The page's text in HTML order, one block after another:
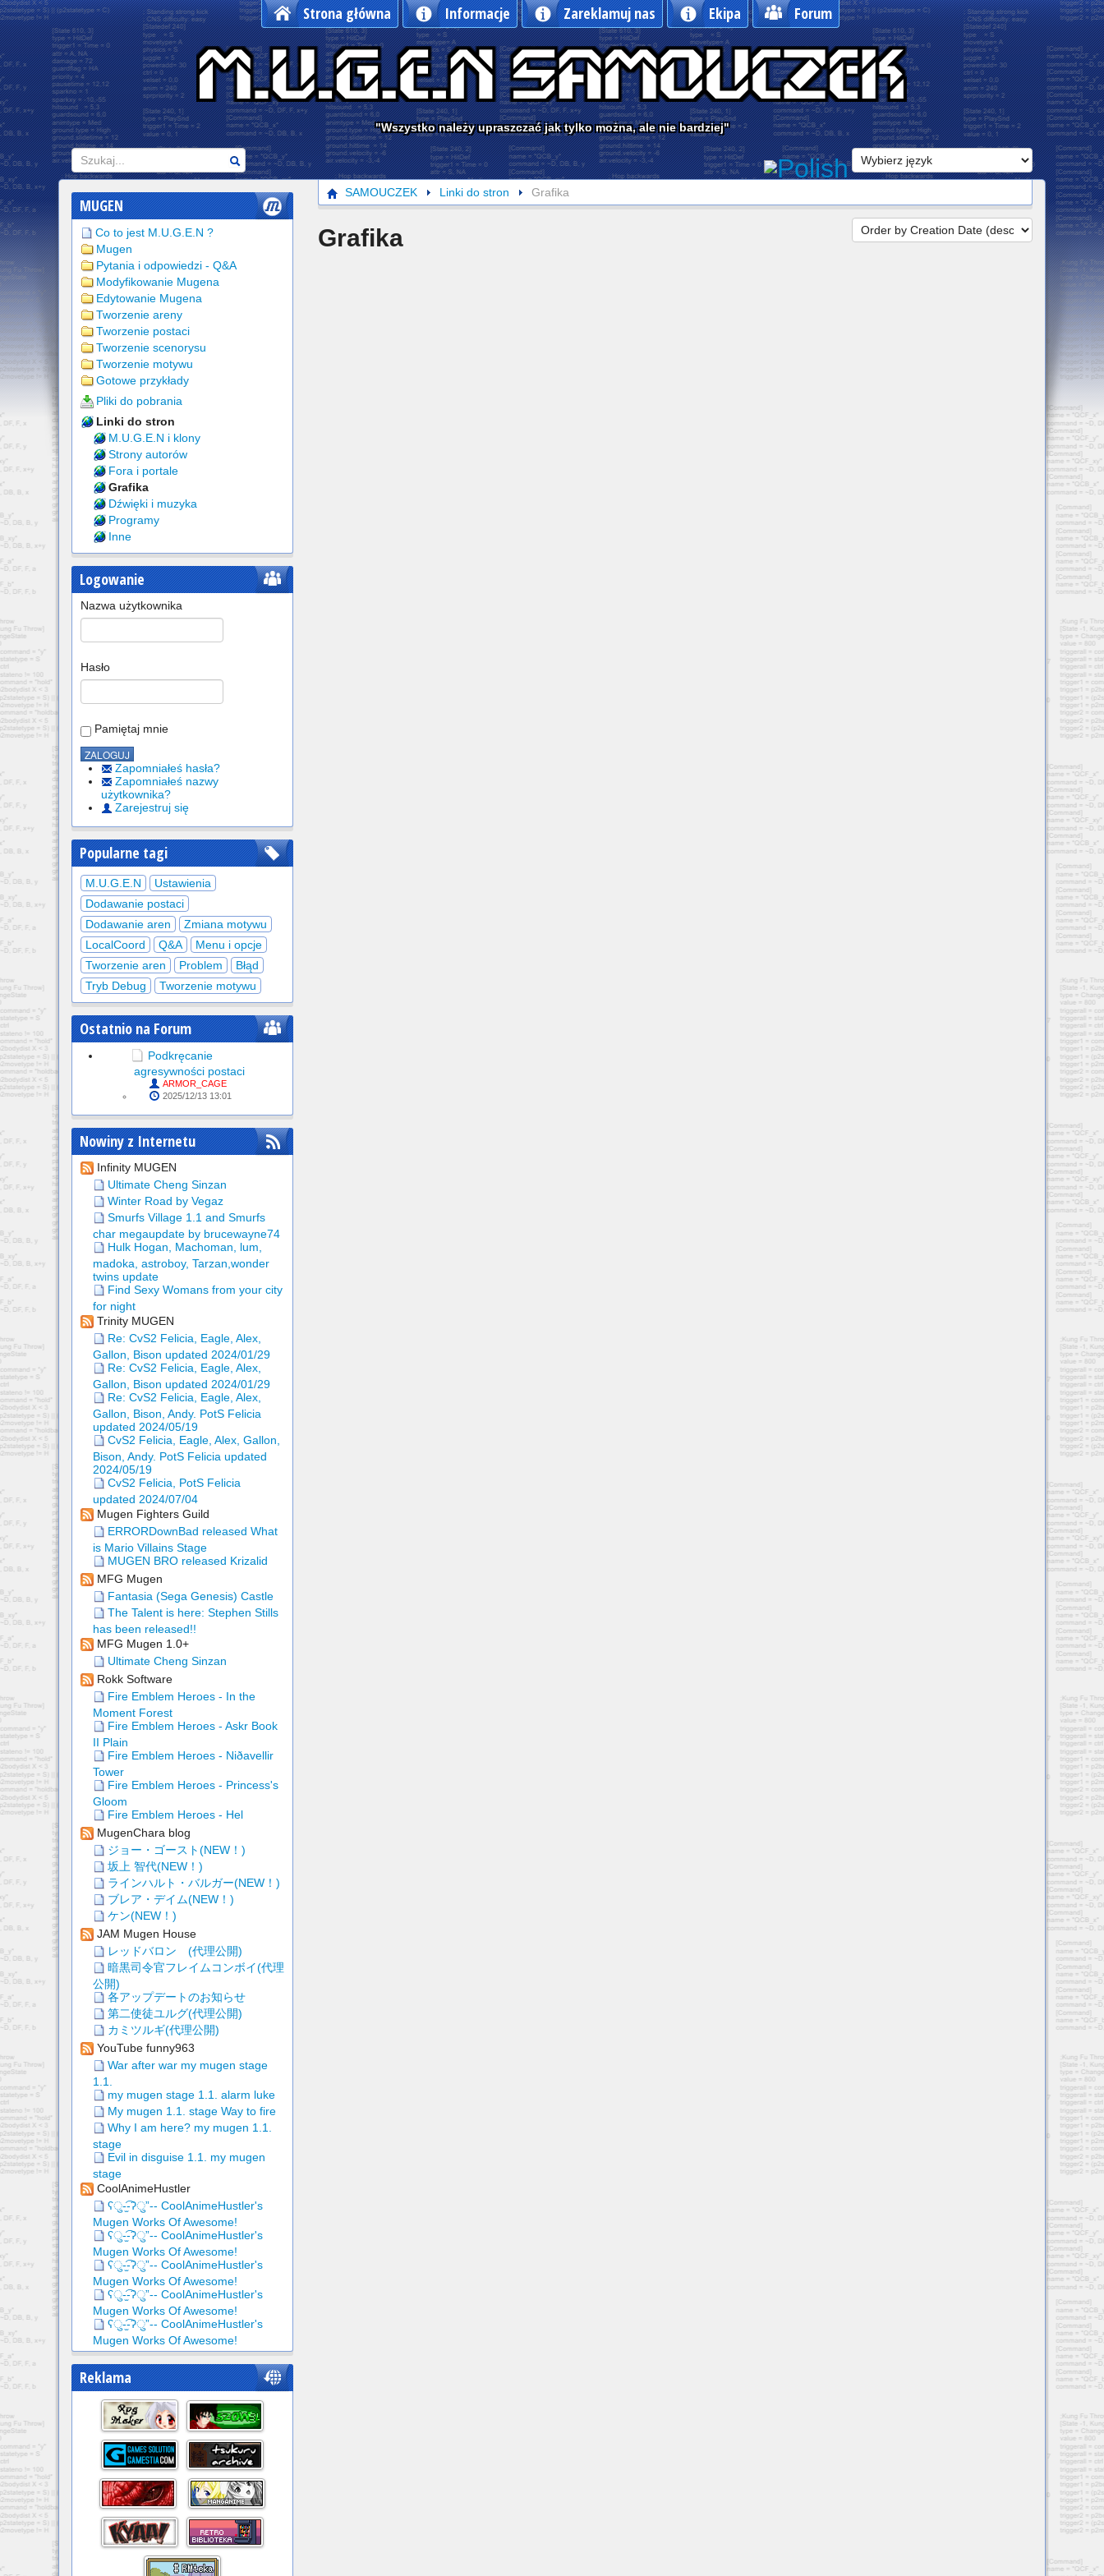
Strona główna Informacje Zareklamuj nas Ekipa Forum
"Wszystko należy upraszczać jak tylko można, ale nie bardziej"
Szukaj
MUGEN
Co to jest M.U.G.E.N ?
Mugen
Pytania i odpowiedzi - Q&A
Modyfikowanie Mugena
Edytowanie Mugena
Tworzenie areny
Tworzenie postaci
Tworzenie scenorysu
Tworzenie motywu
Gotowe przykłady
Pliki do pobrania
Linki do stron
M.U.G.E.N i klony
Strony autorów
Fora i portale
Grafika
Dźwięki i muzyka
Programy
Inne
Logowanie
Nazwa użytkownika
Hasło
Pamiętaj mnie
Zapomniałeś hasła?
Zapomniałeś nazwy
użytkownika?
Zarejestruj się
Popularne tagi
M.U.G.E.N
Ustawienia
Dodawanie postaci
Dodawanie aren
Zmiana motywu
LocalCoord
Q&A
Menu i opcje
Tworzenie aren
Problem
Błąd
Tryb Debug
Tworzenie motywu
Ostatnio na Forum
Podkręcanie
agresywności postaci
ARMOR_CAGE
2025/12/13 13:01
Nowiny z Internetu
Infinity MUGEN
Ultimate Cheng Sinzan
Winter Road by Vegaz
Smurfs Village 1.1 and Smurfs
char megaupdate by brucewayne74
Hulk Hogan, Machoman, lum,
madoka, astroboy, Tarzan,wonder
twins update
Find Sexy Womans from your city
for night
Trinity MUGEN
Re: CvS2 Felicia, Eagle, Alex,
Gallon, Bison updated 2024/01/29
Re: CvS2 Felicia, Eagle, Alex,
Gallon, Bison updated 2024/01/29
Re: CvS2 Felicia, Eagle, Alex,
Gallon, Bison, Andy. PotS Felicia
updated 2024/05/19
CvS2 Felicia, Eagle, Alex, Gallon,
Bison, Andy. PotS Felicia updated
2024/05/19
CvS2 Felicia, PotS Felicia
updated 2024/07/04
Mugen Fighters Guild
ERRORDownBad released What
is Mario Villains Stage
MUGEN BRO released Krizalid
MFG Mugen
Fantasia (Sega Genesis) Castle
The Talent is here: Stephen Stills
has been released!!
MFG Mugen 1.0+
Ultimate Cheng Sinzan
Rokk Software
Fire Emblem Heroes - In the
Moment Forest
Fire Emblem Heroes - Askr Book
II Plain
Fire Emblem Heroes - Niðavellir
Tower
Fire Emblem Heroes - Princess's
Gloom
Fire Emblem Heroes - Hel
MugenChara blog
ジョー・ゴースト(NEW！)
坂上 智代(NEW！)
ラインハルト・バルガー(NEW！)
ブレア・デイム(NEW！)
ケン(NEW！)
JAM Mugen House
レッドバロン (代理公開)
暗黒司令官フレイムコンボイ(代理
公開)
各アップデートのお知らせ
第二使徒ユルグ(代理公開)
カミツルギ(代理公開)
YouTube funny963
War after war my mugen stage
1.1.
my mugen stage 1.1. alarm luke
My mugen 1.1. stage Way to fire
Why I am here? my mugen 1.1.
stage
Evil in disguise 1.1. my mugen
stage
CoolAnimeHustler
ʕु-̫͡-ʔु”-- CoolAnimeHustler's
Mugen Works Of Awesome!
ʕु-̫͡-ʔु”-- CoolAnimeHustler's
Mugen Works Of Awesome!
ʕु-̫͡-ʔु”-- CoolAnimeHustler's
Mugen Works Of Awesome!
ʕु-̫͡-ʔु”-- CoolAnimeHustler's
Mugen Works Of Awesome!
ʕु-̫͡-ʔु”-- CoolAnimeHustler's
Mugen Works Of Awesome!
Reklama
SAMOUCZEK Linki do stron Grafika
Grafika